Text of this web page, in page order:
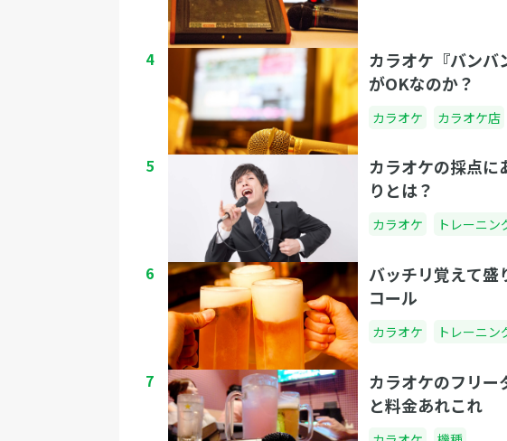
4
カラオケ『バンバ
がOKなのか？
カラオケ カラオケ店
5
カラオケの採点に
りとは？
カラオケ トレーニン
6
バッチリ覚えて盛
コール
カラオケ トレーニン
7
カラオケのフリー
と料金あれこれ